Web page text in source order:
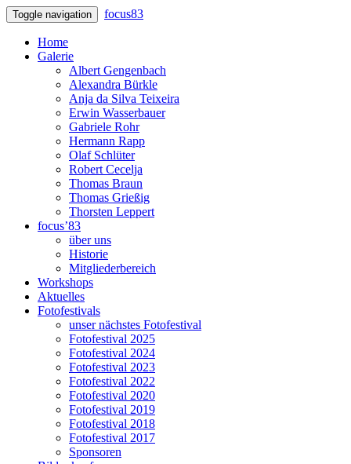
Toggle navigation focus83
Home
Galerie
Albert Gengenbach
Alexandra Bürkle
Anja da Silva Teixeira
Erwin Wasserbauer
Gabriele Rohr
Hermann Rapp
Olaf Schlüter
Robert Cecelja
Thomas Braun
Thomas Grießig
Thorsten Leppert
focus’83
über uns
Historie
Mitgliederbereich
Workshops
Aktuelles
Fotofestivals
unser nächstes Fotofestival
Fotofestival 2025
Fotofestival 2024
Fotofestival 2023
Fotofestival 2022
Fotofestival 2020
Fotofestival 2019
Fotofestival 2018
Fotofestival 2017
Sponsoren